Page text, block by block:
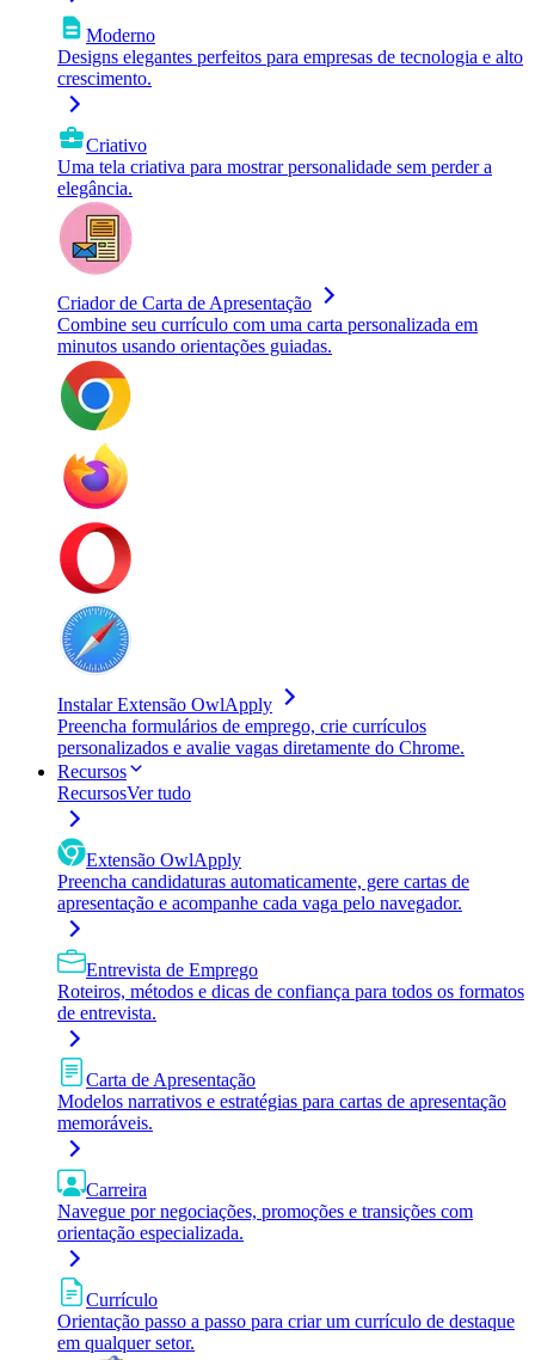
Moderno
Designs elegantes perfeitos para empresas de tecnologia e alto
crescimento.
Criativo
Uma tela criativa para mostrar personalidade sem perder a
elegância.
Criador de Carta de Apresentação
Combine seu currículo com uma carta personalizada em
minutos usando orientações guiadas.
Instalar Extensão OwlApply
Preencha formulários de emprego, crie currículos
personalizados e avalie vagas diretamente do Chrome.
Recursos
RecursosVer tudo
Extensão OwlApply
Preencha candidaturas automaticamente, gere cartas de
apresentação e acompanhe cada vaga pelo navegador.
Entrevista de Emprego
Roteiros, métodos e dicas de confiança para todos os formatos
de entrevista.
Carta de Apresentação
Modelos narrativos e estratégias para cartas de apresentação
memoráveis.
Carreira
Navegue por negociações, promoções e transições com
orientação especializada.
Currículo
Orientação passo a passo para criar um currículo de destaque
em qualquer setor.